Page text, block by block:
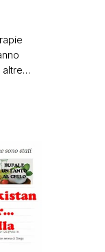
come
[…]